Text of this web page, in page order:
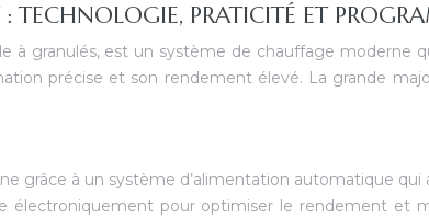
: TECHNOLOGIE, PRATICITÉ ET
à granulés, est un système de chauffage moderne
précise et son rendement élevé. La grande
grâce à un système d’alimentation automatique
électroniquement pour optimiser le rendement et